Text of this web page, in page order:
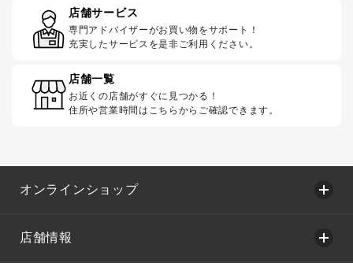
店舗サービス
専門アドバイザーがお買い物をサポート！
充実したサービスを是非ご利用ください。
店舗一覧
お近くの店舗がすぐに見つかる！
住所や営業時間はこちらからご確認できます。
オンラインショップ
店舗情報